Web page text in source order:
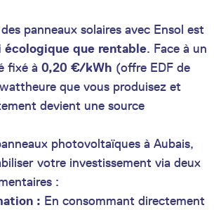
panneaux solaires avec Ensol est
écologique que rentable. Face à un
fixé à 0,20 €/kWh (offre EDF de
que vous produisez et
devient une source
photovoltaïques à Aubais,
votre investissement via deux
:
: En consommant directement